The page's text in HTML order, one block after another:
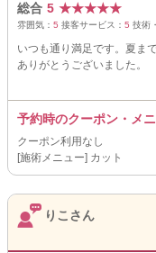
総合 5 ★★★★★
雰囲気： 5 接客サービス： 5 技術
いつも通り満足です。夏ま
ありがとうございました。
予約時のクーポン・メ
クーポン利用なし
[施術メニュー] カット
りこさん